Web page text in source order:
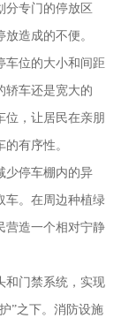
分专门的停放区
造成的不便。
车位的大小和间距
轿车还是宽大的
位，让居民在亲朋
有序性。
少停车棚内的异
车。在周边种植绿
营造一个相对宁静
和门禁系统，实现
”之下。消防设施